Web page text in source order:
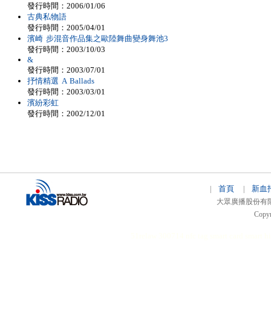
發行時間：2006/01/06
古典私物語
發行時間：2005/04/01
濱崎 步混音作品集之歐陸舞曲變身舞池3
發行時間：2003/10/03
&
發行時間：2003/07/01
抒情精選 A Ballads
發行時間：2003/03/01
濱紛彩虹
發行時間：2002/12/01
首頁 新血
大眾廣播股份有